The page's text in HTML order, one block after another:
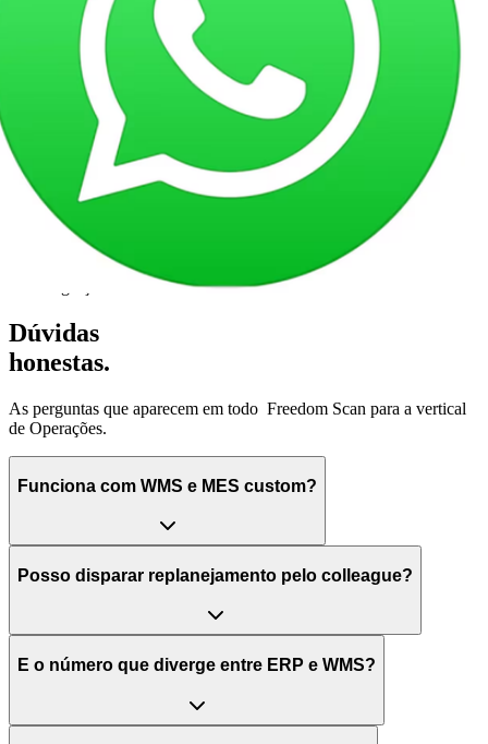
Dúvidas
honestas.
As perguntas que aparecem em todo Freedom Scan para a vertical
de Operações.
Funciona com WMS e MES custom?
Posso disparar replanejamento pelo colleague?
E o número que diverge entre ERP e WMS?